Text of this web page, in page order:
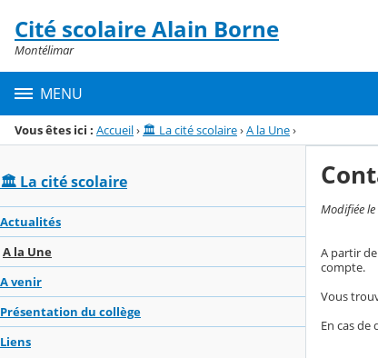
Menu de la rubrique
Contenu
Cité scolaire Alain Borne
Montélimar
MENU
Vous êtes ici : Accueil› 🏛️ La cité scolaire›A la Une›
🏛️ La cité scolaire
Actualités
A la Une
A venir
Présentation du collège
Liens
Modifiée
A partir
compte.
Vous
En cas